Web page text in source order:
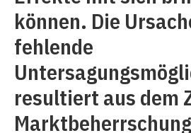
können. Die
fehlende
resultiert aus dem